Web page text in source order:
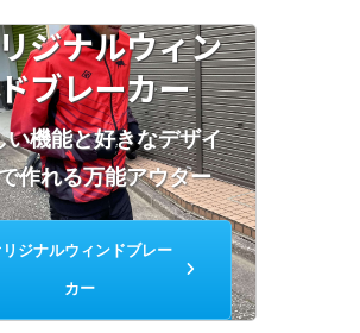
ジナルウィン
ブレーカー
い機能と好きなデザイ
作れる万能アウター
ジナルウィンドブレー
カー